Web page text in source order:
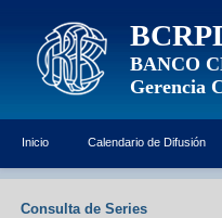
BANCO
Gerencia
Inicio Calendario de Difusión
Consulta de Series